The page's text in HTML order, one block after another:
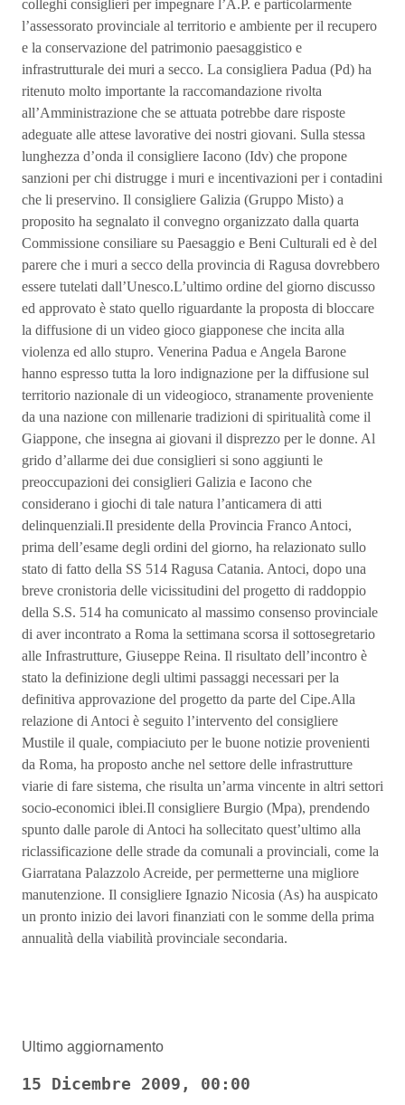
colleghi consiglieri per impegnare l’A.P. e particolarmente
l’assessorato provinciale al territorio e ambiente per il recupero
e la conservazione del patrimonio paesaggistico e
infrastrutturale dei muri a secco. La consigliera Padua (Pd) ha
ritenuto molto importante la raccomandazione rivolta
all’Amministrazione che se attuata potrebbe dare risposte
adeguate alle attese lavorative dei nostri giovani. Sulla stessa
lunghezza d’onda il consigliere Iacono (Idv) che propone
sanzioni per chi distrugge i muri e incentivazioni per i contadini
che li preservino. Il consigliere Galizia (Gruppo Misto) a
proposito ha segnalato il convegno organizzato dalla quarta
Commissione consiliare su Paesaggio e Beni Culturali ed è del
parere che i muri a secco della provincia di Ragusa dovrebbero
essere tutelati dall’Unesco.L’ultimo ordine del giorno discusso
ed approvato è stato quello riguardante la proposta di bloccare
la diffusione di un video gioco giapponese che incita alla
violenza ed allo stupro. Venerina Padua e Angela Barone
hanno espresso tutta la loro indignazione per la diffusione sul
territorio nazionale di un videogioco, stranamente proveniente
da una nazione con millenarie tradizioni di spiritualità come il
Giappone, che insegna ai giovani il disprezzo per le donne. Al
grido d’allarme dei due consiglieri si sono aggiunti le
preoccupazioni dei consiglieri Galizia e Iacono che
considerano i giochi di tale natura l’anticamera di atti
delinquenziali.Il presidente della Provincia Franco Antoci,
prima dell’esame degli ordini del giorno, ha relazionato sullo
stato di fatto della SS 514 Ragusa Catania. Antoci, dopo una
breve cronistoria delle vicissitudini del progetto di raddoppio
della S.S. 514 ha comunicato al massimo consenso provinciale
di aver incontrato a Roma la settimana scorsa il sottosegretario
alle Infrastrutture, Giuseppe Reina. Il risultato dell’incontro è
stato la definizione degli ultimi passaggi necessari per la
definitiva approvazione del progetto da parte del Cipe.Alla
relazione di Antoci è seguito l’intervento del consigliere
Mustile il quale, compiaciuto per le buone notizie provenienti
da Roma, ha proposto anche nel settore delle infrastrutture
viarie di fare sistema, che risulta un’arma vincente in altri settori
socio-economici iblei.Il consigliere Burgio (Mpa), prendendo
spunto dalle parole di Antoci ha sollecitato quest’ultimo alla
riclassificazione delle strade da comunali a provinciali, come la
Giarratana Palazzolo Acreide, per permetterne una migliore
manutenzione. Il consigliere Ignazio Nicosia (As) ha auspicato
un pronto inizio dei lavori finanziati con le somme della prima
annualità della viabilità provinciale secondaria.
Ultimo aggiornamento
15 Dicembre 2009, 00:00